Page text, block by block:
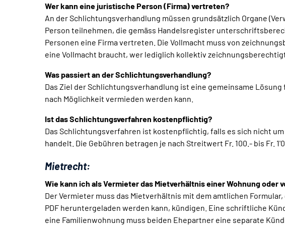
Wer kann eine juristische Person (Firma) vertreten?
An der Schlichtungsverhandlung müssen grundsätzlich Organe
Person teilnehmen, die gemäss Handelsregister
Personen eine Firma vertreten. Die Vollmacht muss von
eine Vollmacht braucht, wer lediglich kollektiv
Was passiert an der Schlichtungsverhandlung?
Das Ziel der Schlichtungsverhandlung ist eine gemeinsame
nach Möglichkeit vermieden werden kann.
Ist das Schlichtungsverfahren kostenpflichtig?
Das Schlichtungsverfahren ist kostenpflichtig, falls es sich nicht
handelt. Die Gebühren betragen je nach Streitwert Fr. 100.- bis Fr.
Mietrecht:
Wie kann ich als Vermieter das Mietverhältnis einer Wohnung
Der Vermieter muss das Mietverhältnis mit dem amtlichen
PDF heruntergeladen werden kann, kündigen. Eine schriftliche
eine Familienwohnung muss beiden Ehepartner eine separate